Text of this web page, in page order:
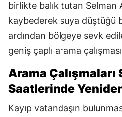
birlikte balık tutan Selman
kaybederek suya düştüğü
ardından bölgeye sevk
geniş çaplı arama
Arama Çalışmaları
Saatlerinde
Kayıp vatandaşın